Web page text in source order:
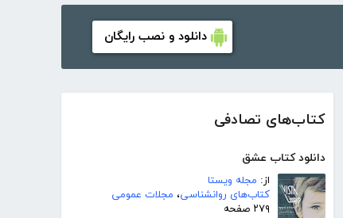
دانلود و نصب رایگان
کتاب‌های تصادفی
دانلود کتاب عشق
از: مجله ویستا
کتاب‌های روانشناسی، مجلات عمومی
۲۷۹ صفحه